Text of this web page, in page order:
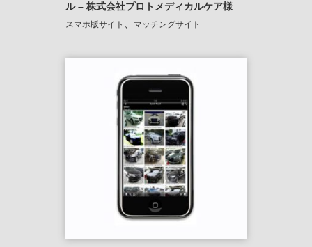
ル – 株式会社プロトメディカルケア様
スマホ版サイト 、 マッチングサイト